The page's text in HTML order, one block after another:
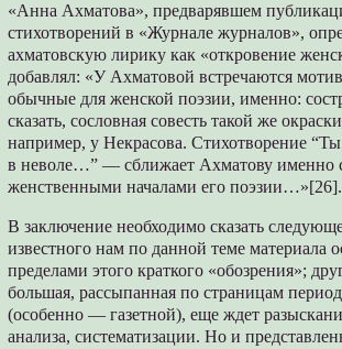
«Анна Ахматова», предварявшем
стихотворений в «Журнале журналов»,
ахматовскую лирику как «откровение
добавлял: «У Ахматовой встречаются
обычные для женской поэзии, именно:
сказать, сословная совесть такой же
например, у Некрасова. Стихотворение
в неволе…” — сближает Ахматову именно
женственными началами его поэзии…»[26].
В заключение необходимо сказать
известного нам по данной теме материала
пределами этого краткого «обозрения»;
большая, рассыпанная по страницам
(особенно — газетной), еще ждет
анализа, систематизации. Но и